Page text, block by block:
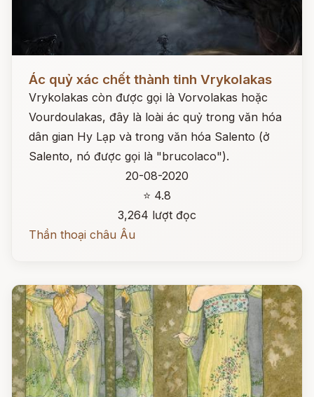
Đọc ngay
Ác quỷ xác chết thành tinh Vrykolakas
Vrykolakas còn được gọi là Vorvolakas hoặc
Vourdoulakas, đây là loài ác quỷ trong văn hóa
dân gian Hy Lạp và trong văn hóa Salento (ở
Salento, nó được gọi là "brucolaco").
20-08-2020
⭐ 4.8
3,264 lượt đọc
Thần thoại châu Âu